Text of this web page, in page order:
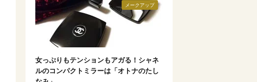
メークアップ
女っぷりもテンションもアガる！シャネ
ルのコンパクトミラーは「オトナのたし